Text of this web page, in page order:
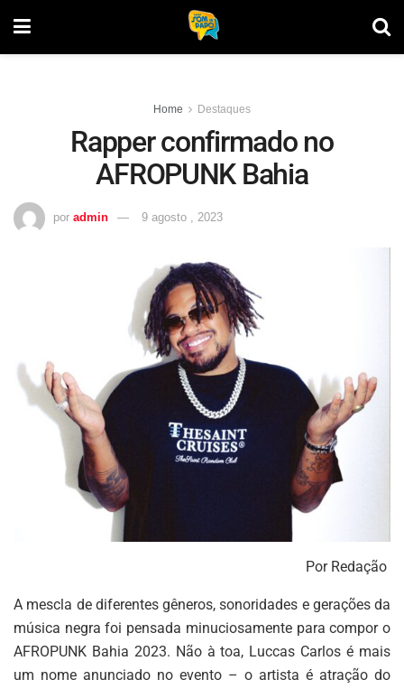
Home Destaques
Rapper confirmado no
AFROPUNK Bahia
por admin 9 agosto , 2023
Por Redação
A mescla de diferentes gêneros, sonoridades e gerações da
música negra foi pensada minuciosamente para compor o
AFROPUNK Bahia 2023. Não à toa, Luccas Carlos é mais
um nome anunciado no evento – o artista é atração do